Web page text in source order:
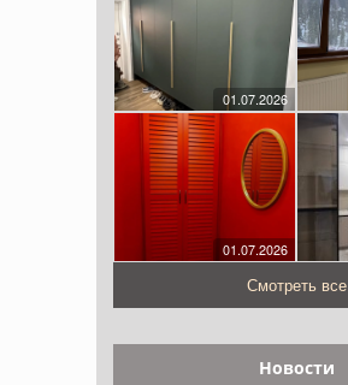
01.07.2026
01.07.2026
Смотреть все
Новости